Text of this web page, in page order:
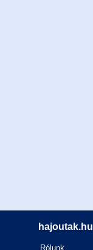
hajoutak.hu
Rólunk